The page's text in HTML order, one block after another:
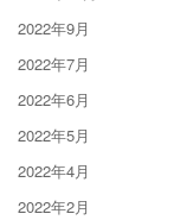
2022年9月
2022年7月
2022年6月
2022年5月
2022年4月
2022年2月